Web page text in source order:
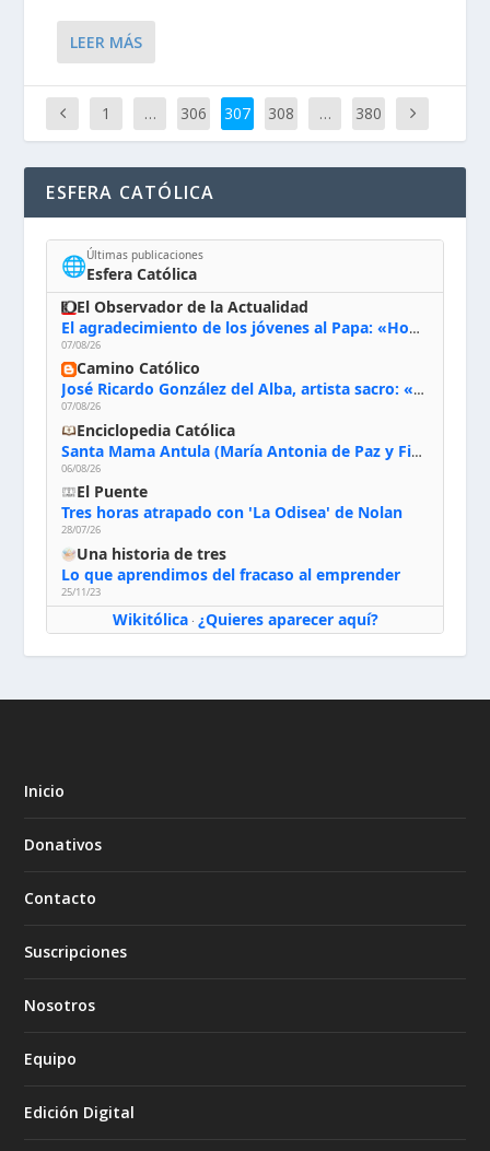
LEER MÁS
1 … 306 307 308 … 380
ESFERA CATÓLICA
🌐Últimas publicaciones
Esfera Católica
El Observador de la Actualidad
El agradecimiento de los jóvenes al Papa: «Hoy nos sentimos Iglesia»
07/08/26
Camino Católico
José Ricardo González del Alba, artista sacro: «Yo oro, hablo con Dios, le pido al Espíritu Santo su inspiración y siempre pinto rezando el rosario para que sea Él quien actúe a través de mis manos»
07/08/26
Enciclopedia Católica
Santa Mama Antula (María Antonia de Paz y Figueroa)
06/08/26
El Puente
Tres horas atrapado con 'La Odisea' de Nolan
28/07/26
Una historia de tres
Lo que aprendimos del fracaso al emprender
25/11/23
Wikitólica· ¿Quieres aparecer aquí?
Inicio
Donativos
Contacto
Suscripciones
Nosotros
Equipo
Edición Digital